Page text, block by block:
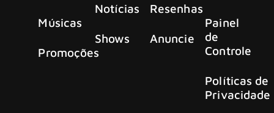
Músicas
Promoções
Notícias
Shows
Resenhas
Anuncie
Painel
de
Controle
Políticas de
Privacidade